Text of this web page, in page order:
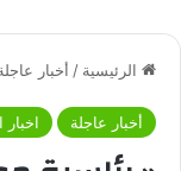
الرئيسية / أخبار
أخبار عاجلة اخبار